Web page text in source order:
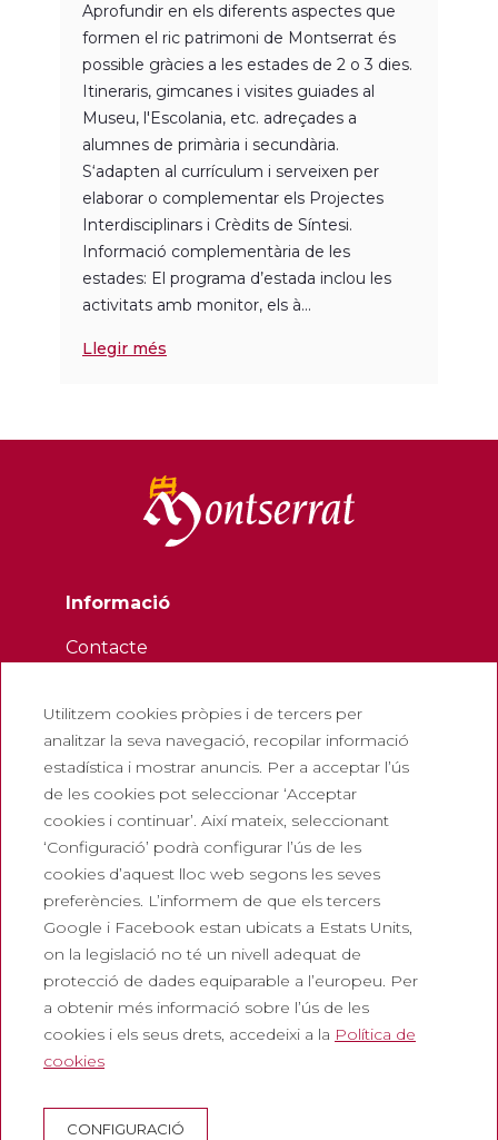
Aprofundir en els diferents aspectes que
formen el ric patrimoni de Montserrat és
possible gràcies a les estades de 2 o 3 dies.
Itineraris, gimcanes i visites guiades al
Museu, l'Escolania, etc. adreçades a
alumnes de primària i secundària.
S‘adapten al currículum i serveixen per
elaborar o complementar els Projectes
Interdisciplinars i Crèdits de Síntesi.
Informació complementària de les
estades: El programa d’estada inclou les
activitats amb monitor, els à...
Llegir més
Informació
Contacte
Treballa amb nosaltres
Preguntes freqüents
Entrada turística
Política de privadesa
Política de Xarxes Socials
Canal de denúncies
Corporatiu
Abadia de Montserrat
Utilitzem cookies pròpies i de tercers per
analitzar la seva navegació, recopilar informació
estadística i mostrar anuncis. Per a acceptar l’ús
de les cookies pot seleccionar ‘Acceptar
cookies i continuar’. Així mateix, seleccionant
‘Configuració’ podrà configurar l’ús de les
cookies d’aquest lloc web segons les seves
preferències. L’informem de que els tercers
Google i Facebook estan ubicats a Estats Units,
on la legislació no té un nivell adequat de
protecció de dades equiparable a l’europeu. Per
a obtenir més informació sobre l’ús de les
cookies i els seus drets, accedeixi a la Política de
cookies
CONFIGURACIÓ